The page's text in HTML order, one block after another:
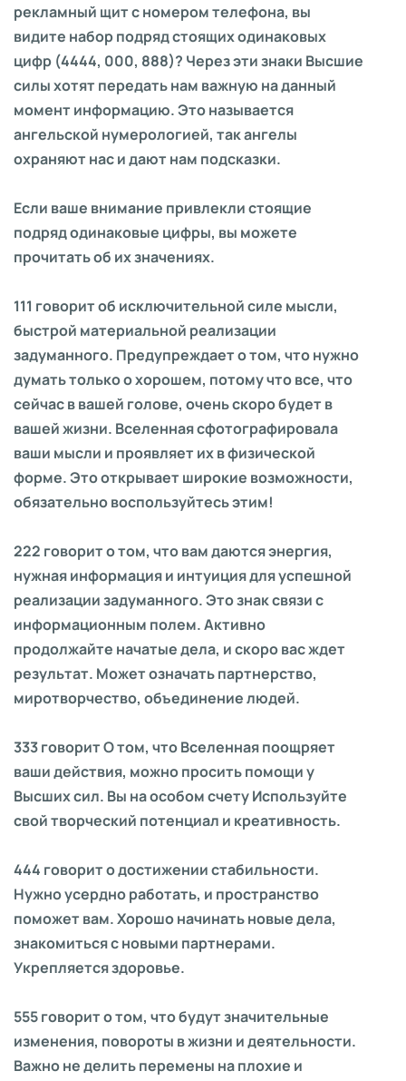
рекламный щит с номером телефона, вы
видите набор подряд стоящих одинаковых
цифр (4444, 000, 888)? Через эти знаки Высшие
силы хотят передать нам важную на данный
момент информацию. Это называется
ангельской нумерологией, так ангелы
охраняют нас и дают нам подсказки.
Если ваше внимание привлекли стоящие
подряд одинаковые цифры, вы можете
прочитать об их значениях.
111 говорит об исключительной силе мысли,
быстрой материальной реализации
задуманного. Предупреждает о том, что нужно
думать только о хорошем, потому что все, что
сейчас в вашей голове, очень скоро будет в
вашей жизни. Вселенная сфотографировала
ваши мысли и проявляет их в физической
форме. Это открывает широкие возможности,
обязательно воспользуйтесь этим!
222 говорит о том, что вам даются энергия,
нужная информация и интуиция для успешной
реализации задуманного. Это знак связи с
информационным полем. Активно
продолжайте начатые дела, и скоро вас ждет
результат. Может означать партнерство,
миротворчество, объединение людей.
333 говорит О том, что Вселенная поощряет
ваши действия, можно просить помощи у
Высших сил. Вы на особом счету Используйте
свой творческий потенциал и креативность.
444 говорит о достижении стабильности.
Нужно усердно работать, и пространство
поможет вам. Хорошо начинать новые дела,
знакомиться с новыми партнерами.
Укрепляется здоровье.
555 говорит о том, что будут значительные
изменения, повороты в жизни и деятельности.
Важно не делить перемены на плохие и